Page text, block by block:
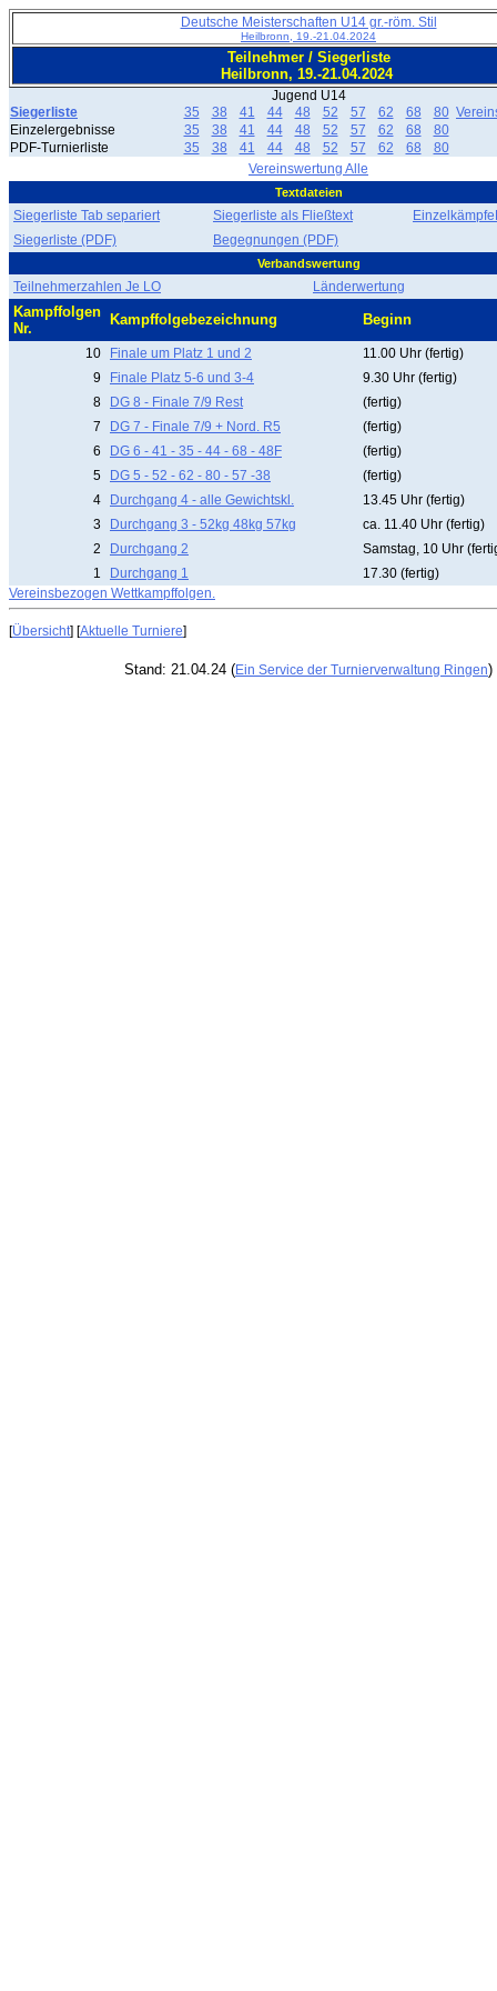
Deutsche Meisterschaften U14 gr.-röm. Stil
Heilbronn, 19.-21.04.2024
Teilnehmer / Siegerliste
Heilbronn, 19.-21.04.2024
Jugend U14
Siegerliste
35 38 41 44 48 52 57 62 68 80
Einzelergebnisse
35 38 41 44 48 52 57 62 68
80
PDF-Turnierliste
35 38 41 44 48 52 57 62 68
80
Vereinswertung Alle
Textdateien
Siegerliste Tab separiert Siegerliste als Fließtext
Siegerliste (PDF)
Begegnungen (PDF)
Verbandswertung
Teilnehmerzahlen Je LO Länderwertung
Kampffolgen
Nr.
Kampffolgebezeichnung Beginn
10 Finale um Platz 1 und 2
11.00 Uhr (fertig)
9
Finale Platz 5-6 und 3-4
9.30 Uhr (fertig)
8
DG 8 - Finale 7/9 Rest
(fertig)
7
DG 7 - Finale 7/9 + Nord. R5
(fertig)
6
DG 6 - 41 - 35 - 44 - 68 - 48F
(fertig)
5
DG 5 - 52 - 62 - 80 - 57 -38
(fertig)
4
Durchgang 4 - alle Gewichtskl.
13.45 Uhr (fertig)
3
Durchgang 3 - 52kg 48kg 57kg
ca. 11.40 Uhr (fertig)
2
Durchgang 2
Samstag, 10 Uhr
1
Durchgang 1
17.30 (fertig)
Vereinsbezogen Wettkampffolgen.
[Übersicht] [Aktuelle Turniere]
Stand: 21.04.24 (Ein Service der Turnierverwaltung Ringen)